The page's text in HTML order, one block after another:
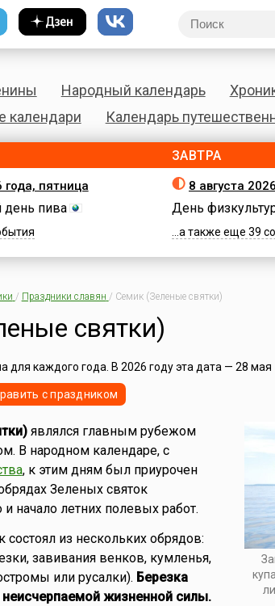
Народный календарь
календари
Календарь
года, пятница
пива
ЗАВТРА
8 августа
День
...а также еще 39
/ Праздники славян / Семик (Зеленые святки)
святки)
для каждого года. В 2026 году эта дата — 28 мая
с праздником
являлся главным рубежом
В народном календаре, с
, к этим дням был приурочен
Зеленых святок
и начало летних полевых работ.
из нескольких обрядов:
завивания венков, кумленья,
или русалки). Березка
жизненной силы.